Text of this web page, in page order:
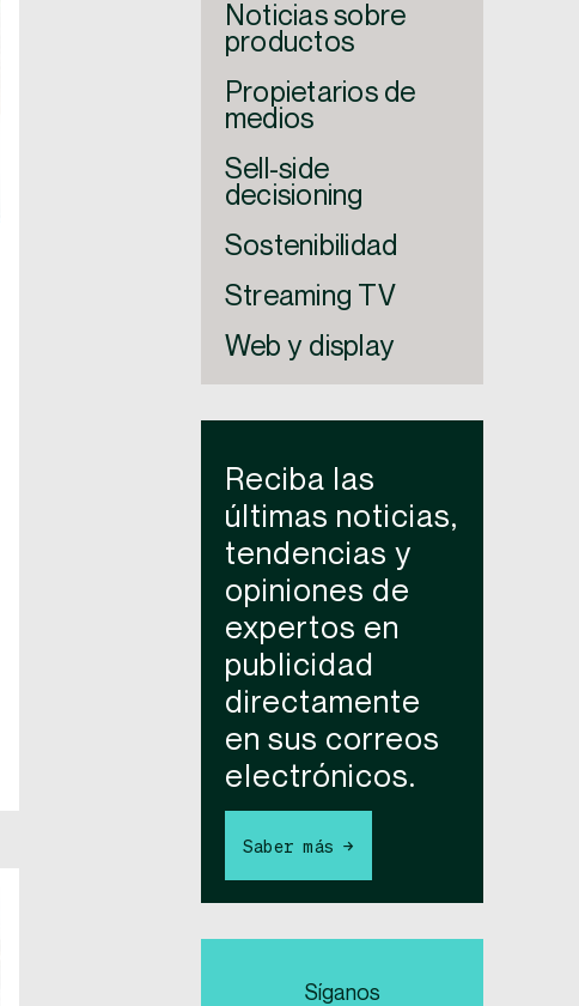
Noticias sobre
productos
Propietarios de
medios
Sell-side
decisioning
Sostenibilidad
Streaming TV
Web y display
Reciba las
últimas noticias,
tendencias y
opiniones de
expertos en
publicidad
directamente
en sus correos
electrónicos.
Saber más →
Síganos